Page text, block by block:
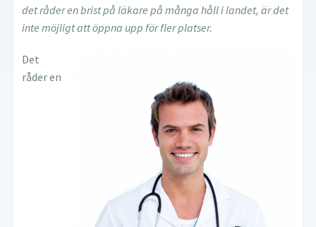
det råder en brist på läkare på många håll i landet, är det
inte möjligt att öppna upp för fler platser.
Det
råder en